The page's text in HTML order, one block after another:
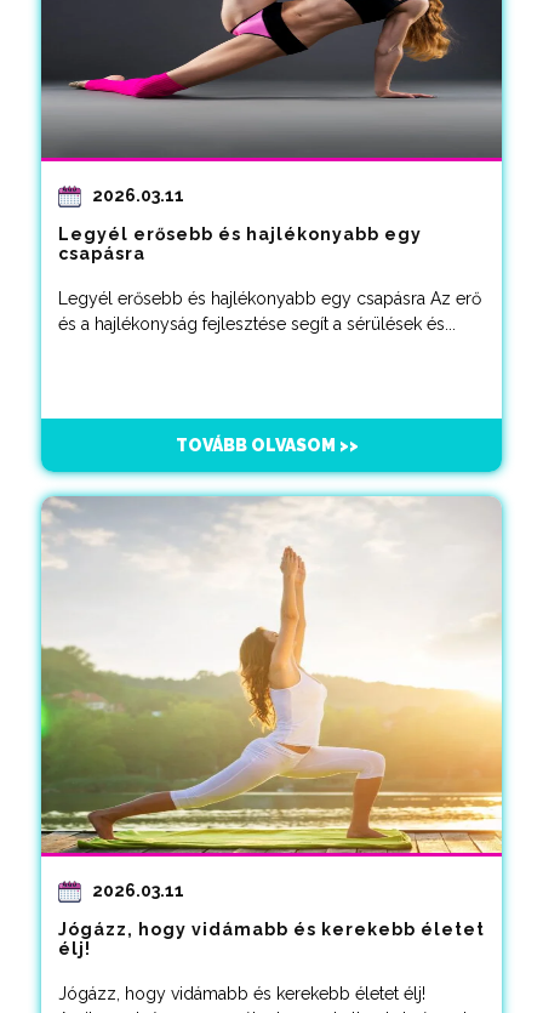
2026.03.11
Legyél erősebb és hajlékonyabb egy
csapásra
Legyél erősebb és hajlékonyabb egy csapásra Az erő
és a hajlékonyság fejlesztése segít a sérülések és...
TOVÁBB OLVASOM >>
2026.03.11
Jógázz, hogy vidámabb és kerekebb életet
élj!
Jógázz, hogy vidámabb és kerekebb életet élj!